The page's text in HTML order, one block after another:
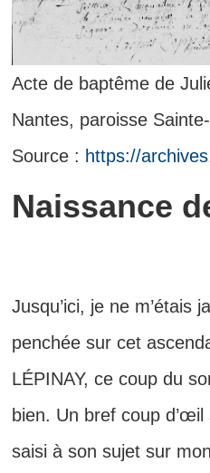
Acte de baptême de
Nantes, paroisse
Source : https://
Naissance
Jusqu’ici, je ne m’étais
penchée sur cet
LÉPINAY, ce coup du
bien. Un bref coup d’œil
saisi à son sujet sur